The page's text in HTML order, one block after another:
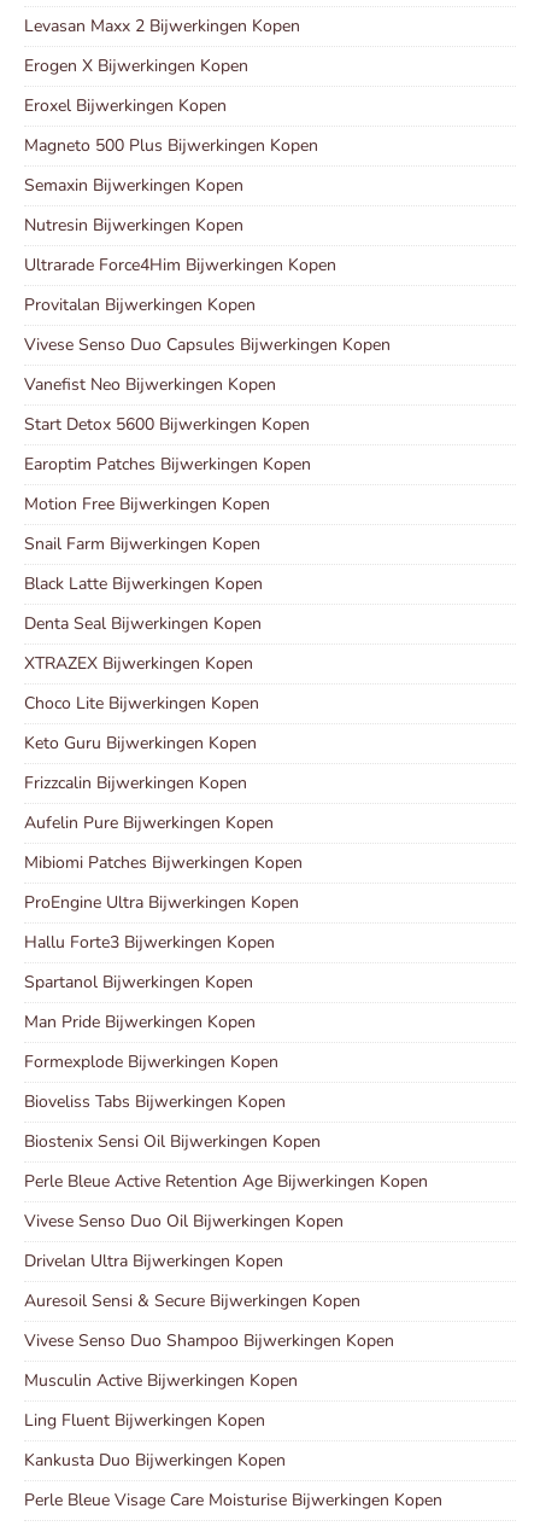
Levasan Maxx 2 Bijwerkingen Kopen
Erogen X Bijwerkingen Kopen
Eroxel Bijwerkingen Kopen
Magneto 500 Plus Bijwerkingen Kopen
Semaxin Bijwerkingen Kopen
Nutresin Bijwerkingen Kopen
Ultrarade Force4Him Bijwerkingen Kopen
Provitalan Bijwerkingen Kopen
Vivese Senso Duo Capsules Bijwerkingen Kopen
Vanefist Neo Bijwerkingen Kopen
Start Detox 5600 Bijwerkingen Kopen
Earoptim Patches Bijwerkingen Kopen
Motion Free Bijwerkingen Kopen
Snail Farm Bijwerkingen Kopen
Black Latte Bijwerkingen Kopen
Denta Seal Bijwerkingen Kopen
XTRAZEX Bijwerkingen Kopen
Choco Lite Bijwerkingen Kopen
Keto Guru Bijwerkingen Kopen
Frizzcalin Bijwerkingen Kopen
Aufelin Pure Bijwerkingen Kopen
Mibiomi Patches Bijwerkingen Kopen
ProEngine Ultra Bijwerkingen Kopen
Hallu Forte3 Bijwerkingen Kopen
Spartanol Bijwerkingen Kopen
Man Pride Bijwerkingen Kopen
Formexplode Bijwerkingen Kopen
Bioveliss Tabs Bijwerkingen Kopen
Biostenix Sensi Oil Bijwerkingen Kopen
Perle Bleue Active Retention Age Bijwerkingen Kopen
Vivese Senso Duo Oil Bijwerkingen Kopen
Drivelan Ultra Bijwerkingen Kopen
Auresoil Sensi & Secure Bijwerkingen Kopen
Vivese Senso Duo Shampoo Bijwerkingen Kopen
Musculin Active Bijwerkingen Kopen
Ling Fluent Bijwerkingen Kopen
Kankusta Duo Bijwerkingen Kopen
Perle Bleue Visage Care Moisturise Bijwerkingen Kopen